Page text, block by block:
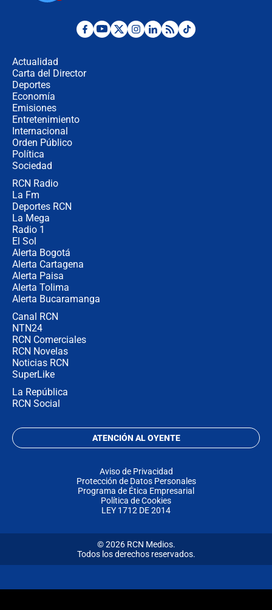
¿La posesión de Abelardo De la
Actualidad
Carta del Director
Deportes
Economía
Emisiones
Entretenimiento
Internacional
Orden Público
Política
Sociedad
RCN Radio
La Fm
Deportes RCN
La Mega
Radio 1
El Sol
Alerta Bogotá
Alerta Cartagena
Alerta Paisa
Alerta Tolima
Alerta Bucaramanga
Canal RCN
NTN24
RCN Comerciales
RCN Novelas
Noticias RCN
SuperLike
La República
RCN Social
ATENCIÓN AL OYENTE
Aviso de Privacidad
Protección de Datos Personales
Programa de Ética Empresarial
Política de Cookies
LEY 1712 DE 2014
© 2026 RCN Medios.
Todos los derechos reservados.